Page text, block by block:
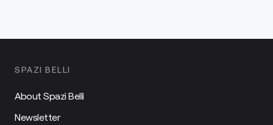
SPAZI BELLI
About Spazi Belli
Newsletter